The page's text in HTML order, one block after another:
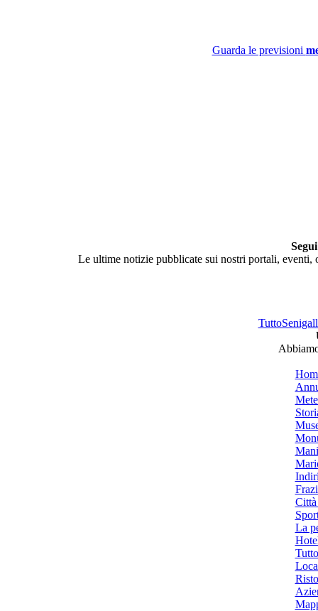
Guarda le previsioni
Le ultime notizie pubblicate sui nostri portali,
Città
La